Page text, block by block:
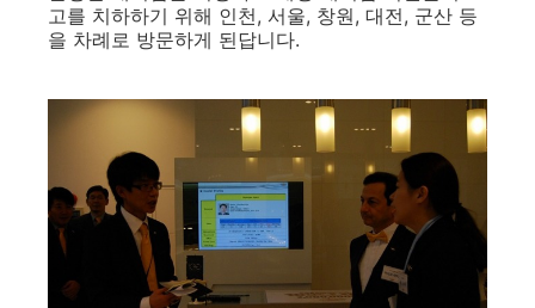
고를 치하하기 위해 인천, 서울, 창원, 대전, 군산 등
을 차례로 방문하게 된답니다.